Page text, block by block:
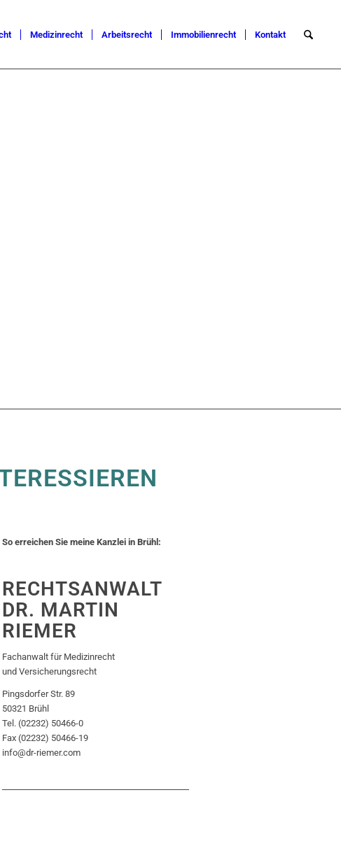
Medizinrecht Arbeitsrecht Immobilienrecht Kontakt
So erreichen Sie meine Kanzlei in Brühl:
RECHTSANWALT
DR. MARTIN
RIEMER
Fachanwalt für Medizinrecht
und Versicherungsrecht
Pingsdorfer Str. 89
50321 Brühl
Tel. (02232) 50466-0
Fax (02232) 50466-19
info@dr-riemer.com